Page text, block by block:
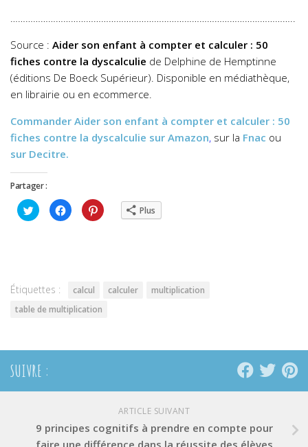
Source : Aider son enfant à compter et calculer : 50
fiches contre la dyscalculie de Delphine de Hemptinne
(éditions De Boeck Supérieur). Disponible en médiathèque,
en librairie ou en ecommerce.
Commander Aider son enfant à compter et calculer : 50
fiches contre la dyscalculie sur Amazon, sur la Fnac ou
sur Decitre.
Partager :
Cliquez
pour
partager
Cliquez
pour
partager
Cliquez
pour Plus
Étiquettes : calcul calculer
multiplication
table de multiplication
SUIVRE :
ARTICLE SUIVANT
9 principes cognitifs à prendre en compte pour
faire une différence dans la réussite des élèves